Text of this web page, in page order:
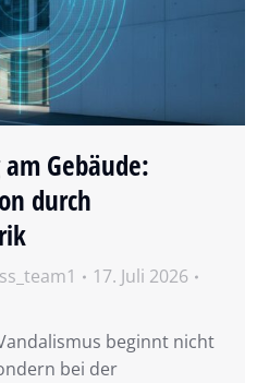
Gebäude:
durch
17. Juli 2026
beginnt nicht
bei der